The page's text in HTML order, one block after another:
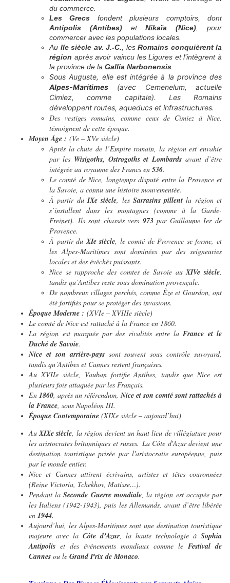
du commerce.
Les Grecs fondent plusieurs comptoirs, dont
Antipolis (Antibes)etNikaïa (Nice) , pour
commercer avec les populations locales.
Au IIe siècle av. J.-C. , les Romains conquièrent la
région après avoir vaincu les Ligures et l’intègrent à
la province de la Gallia Narbonensis
Sous Auguste, elle est intégrée à la province des
Alpes-Maritimes (avec Cemenelum, actuelle
Cimiez, comme capitale). Les Romains
développent routes, aqueducs et infrastructures.
Des vestiges romains, comme ceux de Cimiez à Nice,
témoignent de cette époque.
Moyen Âge : (Ve – XVe siècle)
Après la chute de l’Empire romain, la région est envahie
par les Wisigoths, Ostrogoths et Lombards avant d’être
intégrée au royaume des Francs en 536.
Le comté de Nice, longtemps disputé entre la Provence et
la Savoie, a connu une histoire mouvementée.
À partir duIXe siècle, les Sarrasins pillent la région et
s’installent dans les montagnes (comme à la Garde-
Freinet). Ils sont chassés vers 973par Guillaume Ier de
Provence.
À partir duXIe siècle, le comté de Provence se forme, et
les Alpes-Maritimes sont dominées par des seigneuries
locales et des évêchés puissants.
Nice se rapproche des comtes de Savoie auXIVe siècle,
tandis qu’Antibes reste sous domination provençale.
De nombreux villages perchés, comme Èze et Gourdon, ont
été fortifiés pour se protéger des invasions.
Époque Moderne : (XVIe – XVIIIe siècle)
Le comté de Nice est rattaché à la France en 1860.
La région est marquée par des rivalités entre laFrance et le
Duché de Savoie.
Nice et son arrière-payssont souvent sous contrôle savoyard,
tandis qu’Antibes et Cannes restent françaises.
Au XVIIe siècle, Vauban fortifie Antibes, tandis que Nice est
plusieurs fois attaquée par les Français.
En 1860, après un référendum,Nice et son comté sont rattachés à
la France, sous Napoléon III.
Époque Contemporaine (XIXe siècle – aujourd’hui)
AuXIXe siècle, la région devient un haut lieu de villégiature pour
les aristocrates britanniques et russes. La Côte d'Azur devient une
destination touristique prisée par l'aristocratie européenne, puis
par le monde entier.
Nice et Cannes attirent écrivains, artistes et têtes couronnées
(Reine Victoria, Tchekhov, Matisse…).
Pendant laSeconde Guerre mondiale, la région est occupée par
les Italiens (1942-1943), puis les Allemands, avant d’être libérée
en 1944.
Aujourd’hui, les Alpes-Maritimes sont une destination touristique
majeure avec la Côte d’Azur, la haute technologie à Sophia
Antipolis et des événements mondiaux comme le Festival de
Cannes ou le Grand Prix de Monaco.